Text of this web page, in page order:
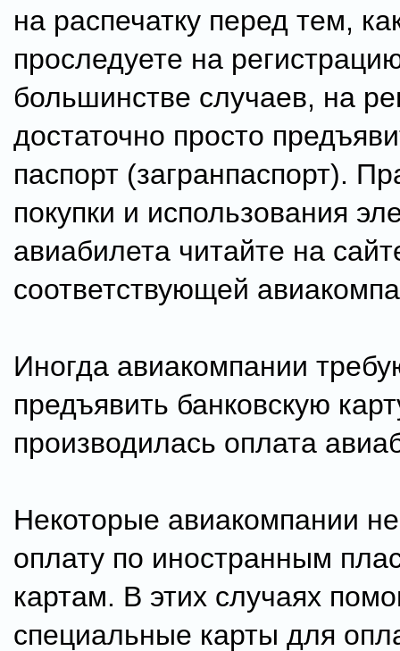
на распечатку перед тем,
проследуете на
большинстве случаев, на
достаточно просто
паспорт (загранпаспорт).
покупки и использования
авиабилета читайте на
соответствующей
Иногда авиакомпании
предъявить банковскую
производилась оплата
Некоторые авиакомпании
оплату по иностранным
картам. В этих случаях
специальные карты для